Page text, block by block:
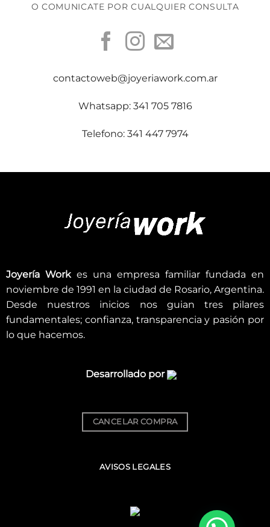
O COMUNICATE POR CUALQUIER CONSULTA
contactoweb@joyeriawork.com.ar
Whatsapp: 341 705 7816
Telefono: 341 447 7974
Joyería Workes una empresa familiar fundada en
noviembre de 1991 en la ciudad de Rosario, Argentina.
Desde nuestros inicios nos guian tres pilares
fundamentales; confianza, transparencia y pasión por
lo que hacemos.
Desarrollado por
CANCELAR COMPRA
AVISOS LEGALES